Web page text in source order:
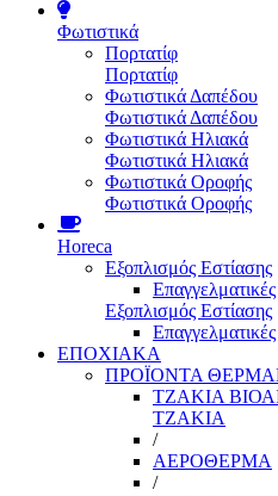
Φωτιστικά
Πορτατίφ
Πορτατίφ
Φωτιστικά Δαπέδου
Φωτιστικά Δαπέδου
Φωτιστικά Ηλιακά
Φωτιστικά Ηλιακά
Φωτιστικά Οροφής
Φωτιστικά Οροφής
Horeca
Εξοπλισμός Εστίασης
Εξοπλισμός Εστίασης
ΕΠΟΧΙΑΚΑ
ΠΡΟΪΟΝΤΑ
ΤΖΑΚΙΑ
ΤΖΑΚΙΑ
/
ΑΕΡΟΘΕΡΜΑ
/